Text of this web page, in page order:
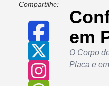
Compartilhe:
em
O Corpo
Placa e